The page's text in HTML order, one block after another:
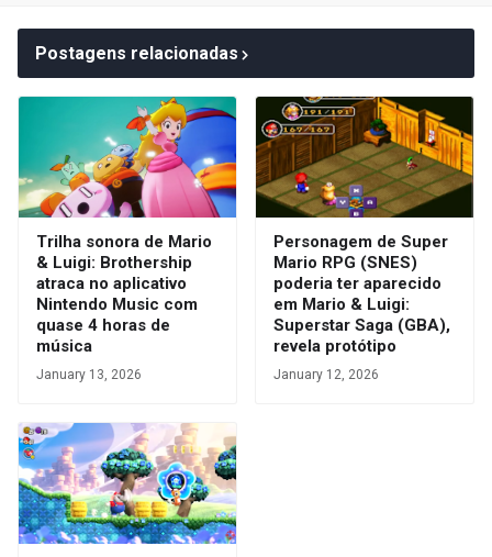
Postagens relacionadas
Trilha sonora de Mario
& Luigi: Brothership
atraca no aplicativo
Nintendo Music com
quase 4 horas de
música
January 13, 2026
Personagem de Super
Mario RPG (SNES)
poderia ter aparecido
em Mario & Luigi:
Superstar Saga (GBA),
revela protótipo
January 12, 2026